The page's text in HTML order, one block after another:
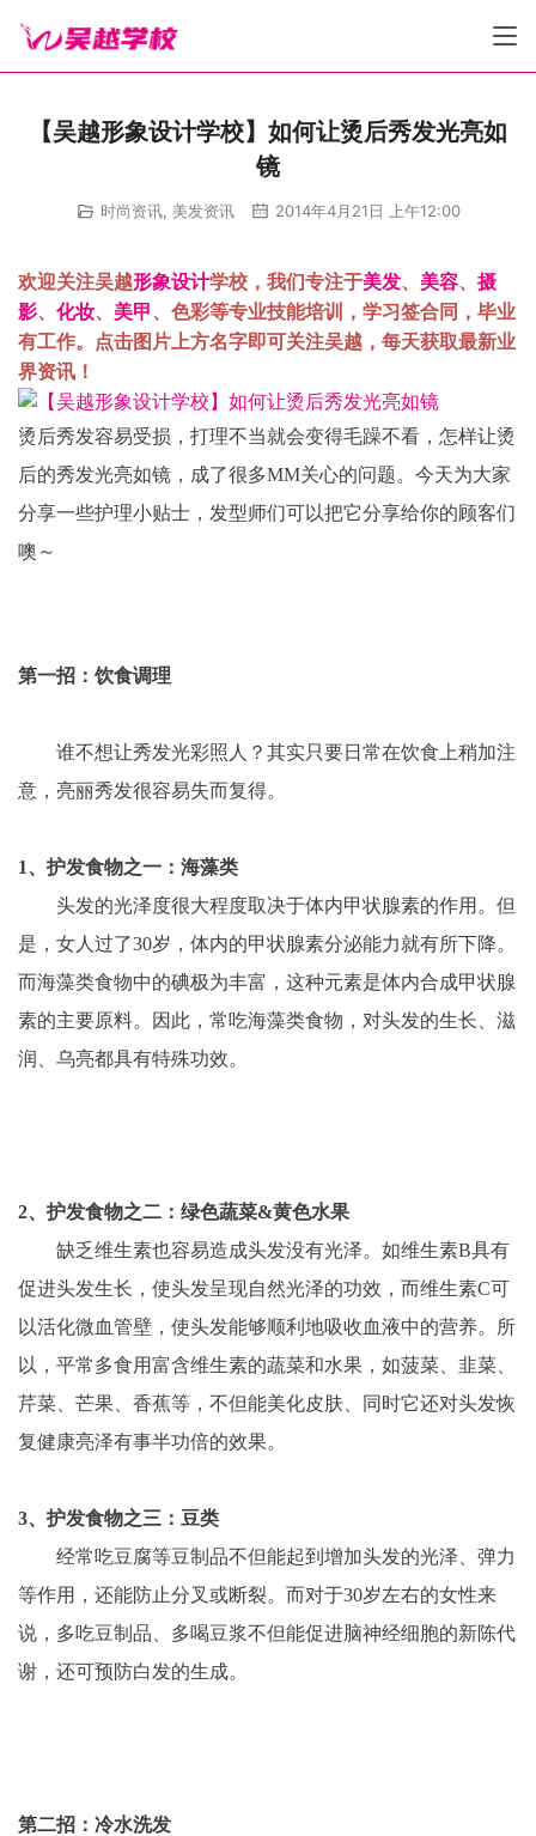
【吴越形象设计学校】如何让烫后秀发光亮如
镜
时尚资讯, 美发资讯 2014年4月21日 上午12:00
欢迎关注吴越形象设计学校，我们专注于美发、 美容、 摄
影、 化妆、 美甲、色彩等专业技能培训，学习签合同，毕业
有工作。点击图片上方名字即可关注吴越，每天获取最新业
界资讯！
烫后秀发容易受损，打理不当就会变得毛躁不看，怎样让烫
后的秀发光亮如镜，成了很多MM关心的问题。今天为大家
分享一些护理小贴士，发型师们可以把它分享给你的顾客们
噢～
第一招：饮食调理
谁不想让秀发光彩照人？其实只要日常在饮食上稍加注
意，亮丽秀发很容易失而复得。
1、护发食物之一：海藻类
头发的光泽度很大程度取决于体内甲状腺素的作用。但
是，女人过了30岁，体内的甲状腺素分泌能力就有所下降。
而海藻类食物中的碘极为丰富，这种元素是体内合成甲状腺
素的主要原料。因此，常吃海藻类食物，对头发的生长、滋
润、乌亮都具有特殊功效。
2、护发食物之二：绿色蔬菜&黄色水果
缺乏维生素也容易造成头发没有光泽。如维生素B具有
促进头发生长，使头发呈现自然光泽的功效，而维生素C可
以活化微血管壁，使头发能够顺利地吸收血液中的营养。所
以，平常多食用富含维生素的蔬菜和水果，如菠菜、韭菜、
芹菜、芒果、香蕉等，不但能美化皮肤、同时它还对头发恢
复健康亮泽有事半功倍的效果。
3、护发食物之三：豆类
经常吃豆腐等豆制品不但能起到增加头发的光泽、弹力
等作用，还能防止分叉或断裂。而对于30岁左右的女性来
说，多吃豆制品、多喝豆浆不但能促进脑神经细胞的新陈代
谢，还可预防白发的生成。
第二招：冷水洗发